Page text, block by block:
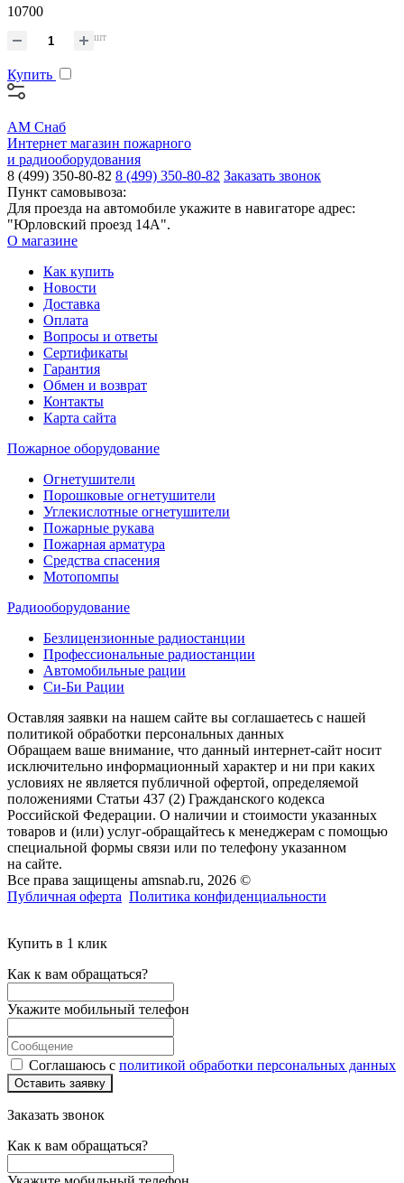
10700
шт
Купить
АМ Снаб
Интернет магазин пожарного
и радиооборудования
8 (499) 350-80-82 8 (499) 350-80-82 Заказать звонок
Пункт самовывоза:
Для проезда на автомобиле укажите в навигаторе адрес:
"Юрловский проезд 14А".
О магазине
Как купить
Новости
Доставка
Оплата
Вопросы и ответы
Сертификаты
Гарантия
Обмен и возврат
Контакты
Карта сайта
Пожарное оборудование
Огнетушители
Порошковые огнетушители
Углекислотные огнетушители
Пожарные рукава
Пожарная арматура
Средства спасения
Мотопомпы
Радиооборудование
Безлицензионные радиостанции
Профессиональные радиостанции
Автомобильные рации
Си-Би Рации
Оставляя заявки на нашем сайте вы соглашаетесь с нашей
политикой обработки персональных данных
Обращаем ваше внимание, что данный интернет-сайт носит
исключительно информационный характер и ни при каких
условиях не является публичной офертой, определяемой
положениями Статьи 437 (2) Гражданского кодекса
Российской Федерации. О наличии и стоимости указанных
товаров и (или) услуг-обращайтесь к менеджерам с помощью
специальной формы связи или по телефону указанном
на сайте.
Все права защищены amsnab.ru, 2026 ©
Публичная оферта Политика конфиденциальности
Купить в 1 клик
Как к вам обращаться?
Укажите мобильный телефон
Соглашаюсь с политикой обработки персональных данных
Оставить заявку
Заказать звонок
Как к вам обращаться?